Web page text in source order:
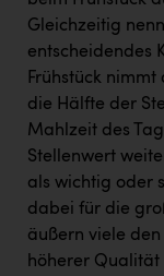
Gleichzeitig
entscheidendes
Frühstück
die Hälfte der
Mahlzeit des
Stellenwert
als wichtig oder
dabei für die
äußern viele den
höherer Qualität